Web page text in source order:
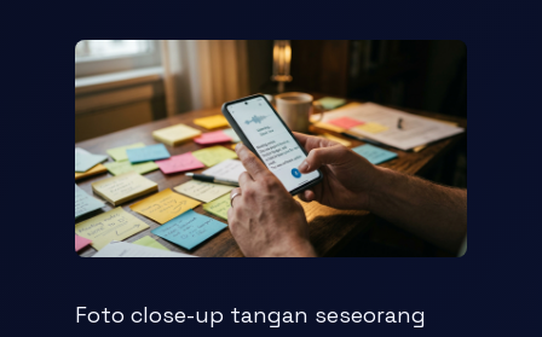
Foto close-up tangan seseorang